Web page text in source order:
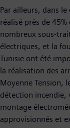
Par ailleurs, dans
réalisé près de
nombreux sous-
électriques, et la
Tunisie ont été
la réalisation des
Moyenne Tension,
détection
montage
approvisionnés et